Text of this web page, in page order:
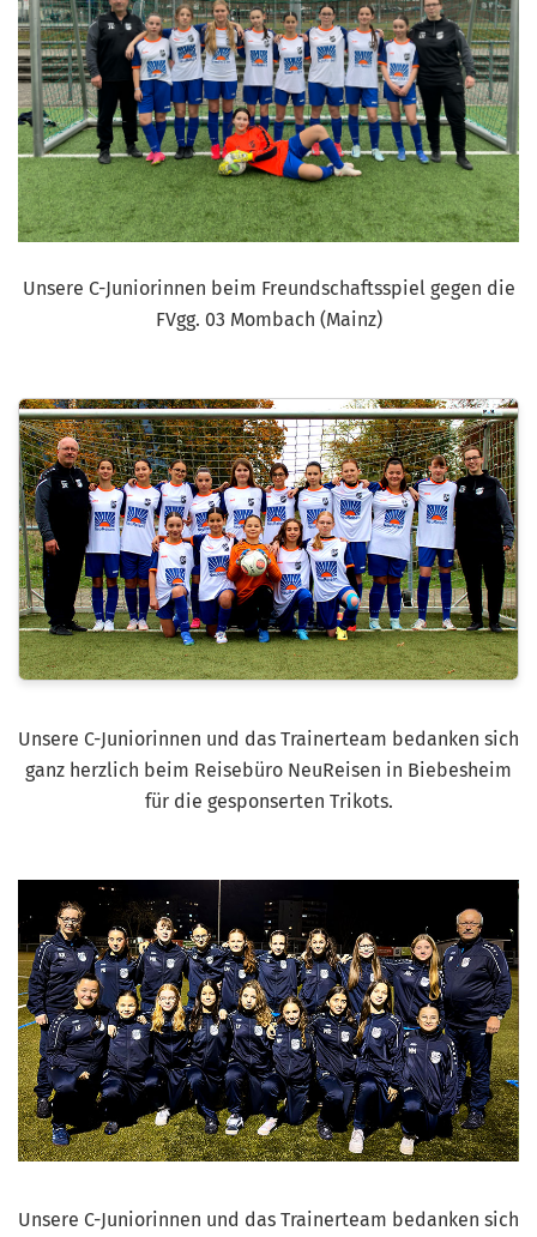
Unsere C-Juniorinnen beim Freundschaftsspiel gegen die
FVgg. 03 Mombach (Mainz)
Unsere C-Juniorinnen und das Trainerteam bedanken sich
ganz herzlich beim Reisebüro NeuReisen in Biebesheim
für die gesponserten Trikots.
Unsere C-Juniorinnen und das Trainerteam bedanken sich